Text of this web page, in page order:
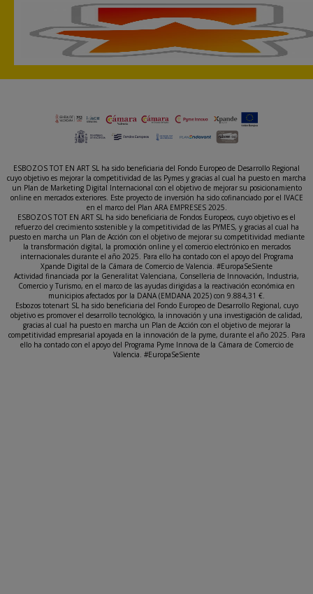
ESBOZOS TOT EN ART SL ha sido beneficiaria del Fondo Europeo de Desarrollo Regional
cuyo objetivo es mejorar la competitividad de las Pymes y gracias al cual ha puesto en marcha
un Plan de Marketing Digital Internacional con el objetivo de mejorar su posicionamiento
online en mercados exteriores. Este proyecto de inversión ha sido cofinanciado por el IVACE
en el marco del Plan ARA EMPRESES 2025.
ESBOZOS TOT EN ART SL ha sido beneficiaria de Fondos Europeos, cuyo objetivo es el
refuerzo del crecimiento sostenible y la competitividad de las PYMES, y gracias al cual ha
puesto en marcha un Plan de Acción con el objetivo de mejorar su competitividad mediante
la transformación digital, la promoción online y el comercio electrónico en mercados
internacionales durante el año 2025. Para ello ha contado con el apoyo del Programa
Xpande Digital de la Cámara de Comercio de Valencia. #EuropaSeSiente
Actividad financiada por la Generalitat Valenciana, Conselleria de Innovación, Industria,
Comercio y Turismo, en el marco de las ayudas dirigidas a la reactivación económica en
municipios afectados por la DANA (EMDANA 2025) con 9.884,31 €.
Esbozos totenart SL ha sido beneficiaria del Fondo Europeo de Desarrollo Regional, cuyo
objetivo es promover el desarrollo tecnológico, la innovación y una investigación de calidad,
gracias al cual ha puesto en marcha un Plan de Acción con el objetivo de mejorar la
competitividad empresarial apoyada en la innovación de la pyme, durante el año 2025. Para
ello ha contado con el apoyo del Programa Pyme Innova de la Cámara de Comercio de
Valencia. #EuropaSeSiente